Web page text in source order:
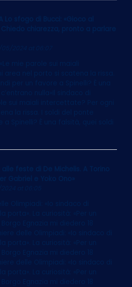
Lo sfogo di Bucci: «Gioco al
chiarezza, pronto a parlare
05/2024 at 06:07
mie parole sui maiali
area nel porto si scatena la rissa.
per un favore a Spinelli? È una
nulla»Il sindaco di
sui maiali intercettate? Per ogni
la rissa. I soldi del ponte
a Spinelli? È una falsità, quei soldi
alle feste di De Michelis. A Torino
Gabriel e Yoko Ono»
at 06:05
Olimpiadi: «Io sindaco di
porta». La curiosità: «Per un
Egnazia mi diedero 18
delle Olimpiadi: «Io sindaco di
porta». La curiosità: «Per un
Egnazia mi diedero 18
delle Olimpiadi: «Io sindaco di
porta». La curiosità: «Per un
Egnazia mi diedero 18